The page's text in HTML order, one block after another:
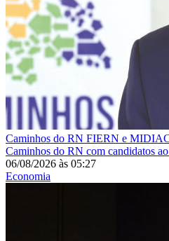
Caminhos do RN FIERN e
Caminhos do RN com candidatos
06/08/2026 às 05:27
Economia